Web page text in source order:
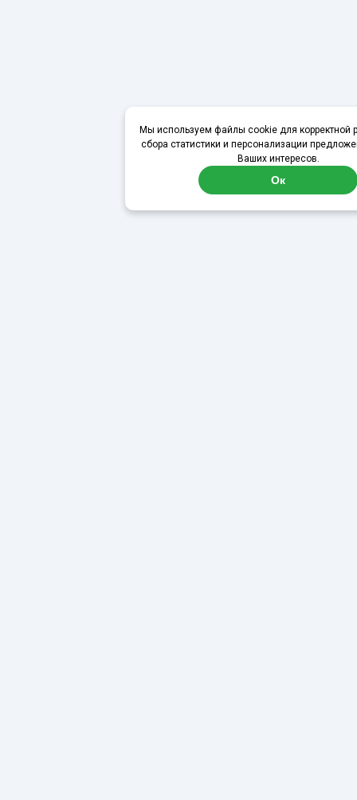
Мы используем файлы cookie для корректной
сбора статистики и персонализации
Ваших интересов.
Ок